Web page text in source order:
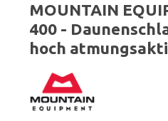
MOUNTAIN
400 -
hoch